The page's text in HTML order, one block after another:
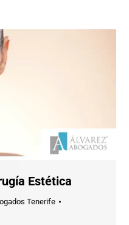
Estética
Tenerife